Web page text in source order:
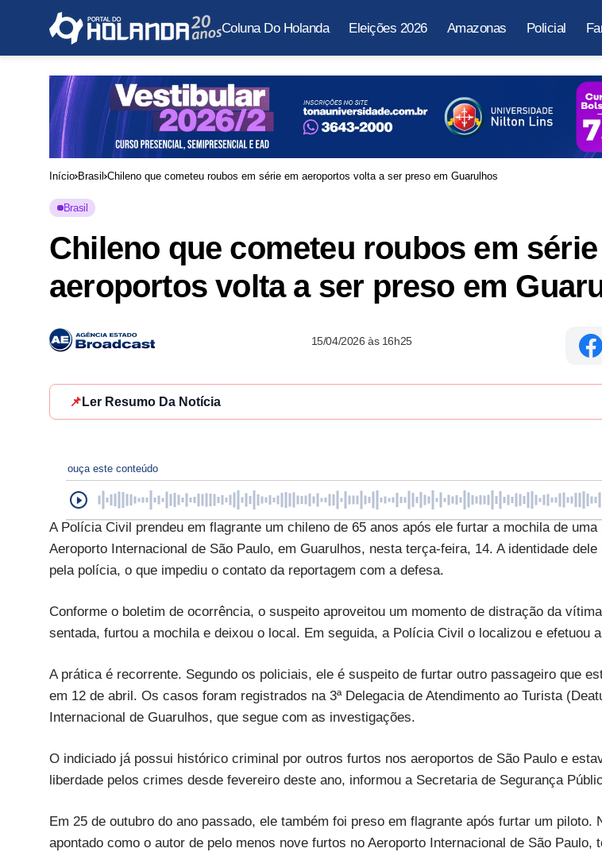
Coluna Do Holanda Eleições 2026 Amazonas Policial
Início Brasil Chileno que cometeu roubos em série em aeroportos volta a ser preso em Guarulhos
Brasil
Chileno que cometeu roubos em
aeroportos volta a ser preso em
15/04/2026 às 16h25
📌 Ler Resumo Da Notícia
ouça este conteúdo
A Polícia Civil prendeu em flagrante um chileno de 65 anos após ele furtar a mochila de uma
Aeroporto Internacional de São Paulo, em Guarulhos, nesta terça-feira, 14. A identidade
pela polícia, o que impediu o contato da reportagem com a defesa.
Conforme o boletim de ocorrência, o suspeito aproveitou um momento de distração da
sentada, furtou a mochila e deixou o local. Em seguida, a Polícia Civil o localizou e efetuou
A prática é recorrente. Segundo os policiais, ele é suspeito de furtar outro passageiro que
em 12 de abril. Os casos foram registrados na 3ª Delegacia de Atendimento ao Turista
Internacional de Guarulhos, que segue com as investigações.
O indiciado já possui histórico criminal por outros furtos nos aeroportos de São Paulo e
liberdade pelos crimes desde fevereiro deste ano, informou a Secretaria de Segurança
Em 25 de outubro do ano passado, ele também foi preso em flagrante após furtar um piloto.
apontado como o autor de pelo menos nove furtos no Aeroporto Internacional de São Paulo,